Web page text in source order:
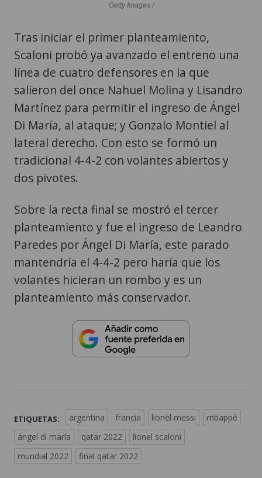
Getty Images /
Tras iniciar el primer planteamiento,
Scaloni probó ya avanzado el entreno una
línea de cuatro defensores en la que
salieron del once Nahuel Molina y Lisandro
Martínez para permitir el ingreso de Ángel
Di María, al ataque; y Gonzalo Montiel al
lateral derecho. Con esto se formó un
tradicional 4-4-2 con volantes abiertos y
dos pivotes.
Sobre la recta final se mostró el tercer
planteamiento y fue el ingreso de Leandro
Paredes por Ángel Di María, este parado
mantendría el 4-4-2 pero haría que los
volantes hicieran un rombo y es un
planteamiento más conservador.
ETIQUETAS: argentina francia lionel messi
mbappé
ángel di maría
qatar 2022
lionel scaloni
mundial 2022
final qatar 2022